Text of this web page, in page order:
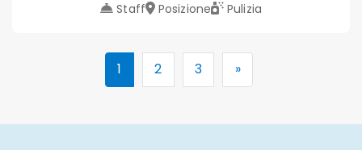
Staff Posizione Pulizia
1 2 3 »